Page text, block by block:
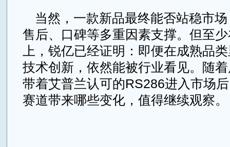
当然，一款新品最终能否站稳市
售后、口碑等多重因素支撑。但至
上，锐亿已经证明：即便在成熟品
技术创新，依然能被行业看见。随
带着艾普兰认可的RS286进入市场
赛道带来哪些变化，值得继续观察。